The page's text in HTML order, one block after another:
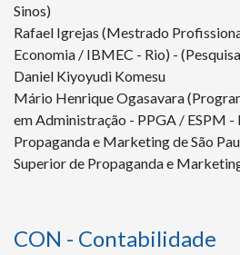
Sinos)
Rafael Igrejas (Mestrado
Economia / IBMEC - Rio) -
Daniel Kiyoyudi Komesu
Mário Henrique Ogasavara
em Administração - PPGA / ESPM -
Propaganda e Marketing de São
Superior de Propaganda e
CON - Contabilidade